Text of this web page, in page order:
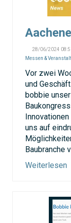
28/06/2024
Messen &
Vor zwei
und
bobbie
uns auf
Baubranche
Weiterlesen